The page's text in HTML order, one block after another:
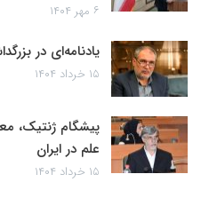
۶ مهر ۱۴۰۴
یادنامه‌ای در
۱۵ خرداد ۱۴۰۴
پیشگام ژنتیک،
علم در ایران
۱۵ خرداد ۱۴۰۴